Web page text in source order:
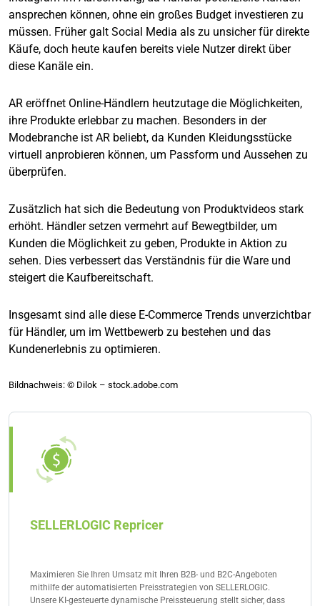
ansprechen können, ohne ein großes Budget investieren zu
müssen. Früher galt Social Media als zu unsicher für direkte
Käufe, doch heute kaufen bereits viele Nutzer direkt über
diese Kanäle ein.
AR eröffnet Online-Händlern heutzutage die Möglichkeiten,
ihre Produkte erlebbar zu machen. Besonders in der
Modebranche ist AR beliebt, da Kunden Kleidungsstücke
virtuell anprobieren können, um Passform und Aussehen zu
überprüfen.
Zusätzlich hat sich die Bedeutung von Produktvideos stark
erhöht. Händler setzen vermehrt auf Bewegtbilder, um
Kunden die Möglichkeit zu geben, Produkte in Aktion zu
sehen. Dies verbessert das Verständnis für die Ware und
steigert die Kaufbereitschaft.
Insgesamt sind alle diese E-Commerce Trends unverzichtbar
für Händler, um im Wettbewerb zu bestehen und das
Kundenerlebnis zu optimieren.
Bildnachweis: © Dilok – stock.adobe.com
SELLERLOGIC Repricer
Maximieren Sie Ihren Umsatz mit Ihren B2B- und B2C-Angeboten
mithilfe der automatisierten Preisstrategien von SELLERLOGIC.
Unsere KI-gesteuerte dynamische Preissteuerung stellt sicher, dass